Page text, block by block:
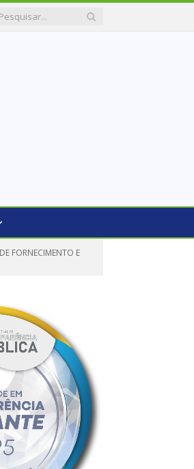
FORNECIMENTO E